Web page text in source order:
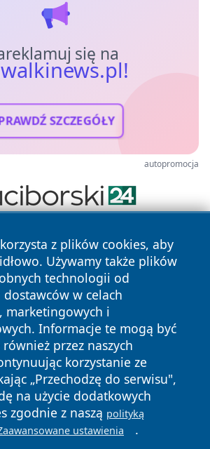
się na
SZCZEGÓŁY
autopromocja
z plików cookies, aby
Używamy także plików
technologii od
w celach
marketingowych i
Informacje te mogą być
przez naszych
korzystanie ze
„Przechodzę do serwisu",
na użycie dodatkowych
zgodnie z naszą polityką
ustawienia .
Wszystkie prawa
Polityka
Prywatności
Polityka
Cookies